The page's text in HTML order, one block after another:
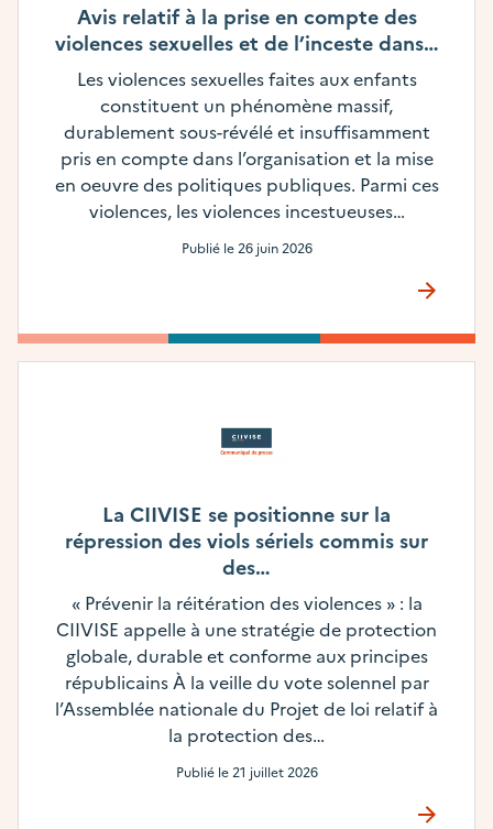
Avis relatif à la prise en compte des
violences sexuelles et de l’inceste dans…
Les violences sexuelles faites aux enfants
constituent un phénomène massif,
durablement sous-révélé et insuffisamment
pris en compte dans l’organisation et la mise
en oeuvre des politiques publiques. Parmi ces
violences, les violences incestueuses…
Publié le26 juin 2026
La CIIVISE se positionne sur la
répression des viols sériels commis sur
des…
« Prévenir la réitération des violences » : la
CIIVISE appelle à une stratégie de protection
globale, durable et conforme aux principes
républicains À la veille du vote solennel par
l’Assemblée nationale du Projet de loi relatif à
la protection des…
Publié le21 juillet 2026